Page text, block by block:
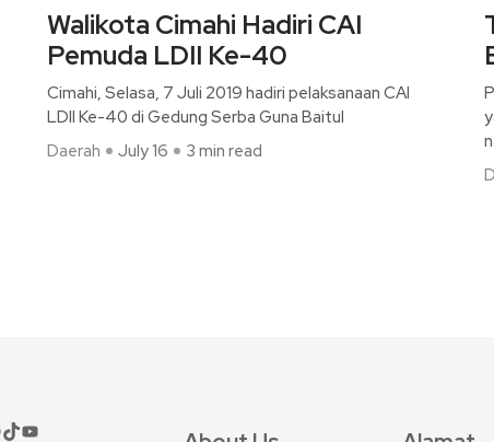
Walikota Cimahi Hadiri CAI
Pemuda LDII Ke-40
Cimahi, Selasa, 7 Juli 2019 hadiri pelaksanaan CAI
LDII Ke-40 di Gedung Serba Guna Baitul
Daerah
July 16 3 min read